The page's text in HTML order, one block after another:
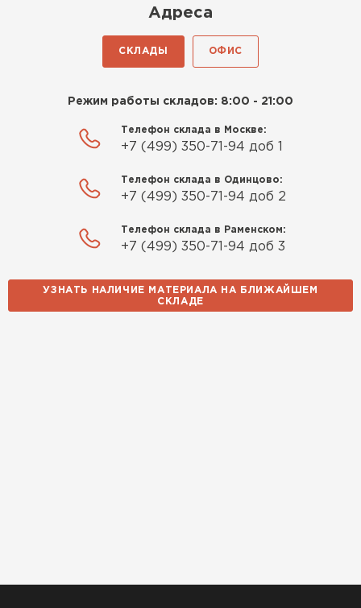
Адреса
СКЛАДЫ ОФИС
Режим работы складов: 8:00 - 21:00
Телефон склада в Москве:
+7 (499) 350-71-94 доб 1
Телефон склада в Одинцово:
+7 (499) 350-71-94 доб 2
Телефон склада в Раменском:
+7 (499) 350-71-94 доб 3
УЗНАТЬ НАЛИЧИЕ МАТЕРИАЛА НА БЛИЖАЙШЕМ
СКЛАДЕ